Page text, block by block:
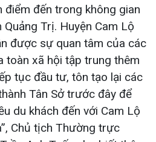
đến trong không gian
Trị. Huyện Cam Lộ
được sự quan tâm của các
toàn xã hội tập trung thêm
tục đầu tư, tôn tạo lại các
Tân Sở trước đây để
du khách đến với Cam Lộ
Chủ tịch Thường trực